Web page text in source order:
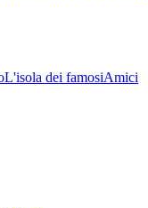
L'isola dei famosiAmici